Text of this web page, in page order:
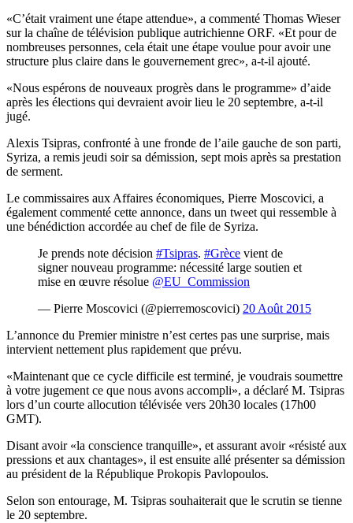
«C’était vraiment une étape attendue», a commenté Thomas Wieser
sur la chaîne de télévision publique autrichienne ORF. «Et pour de
nombreuses personnes, cela était une étape voulue pour avoir une
structure plus claire dans le gouvernement grec», a-t-il ajouté.
«Nous espérons de nouveaux progrès dans le programme» d’aide
après les élections qui devraient avoir lieu le 20 septembre, a-t-il
jugé.
Alexis Tsipras, confronté à une fronde de l’aile gauche de son parti,
Syriza, a remis jeudi soir sa démission, sept mois après sa prestation
de serment.
Le commissaires aux Affaires économiques, Pierre Moscovici, a
également commenté cette annonce, dans un tweet qui ressemble à
une bénédiction accordée au chef de file de Syriza.
Je prends note décision #Tsipras. #Grèce vient de
signer nouveau programme: nécessité large soutien et
mise en œuvre résolue @EU_Commission
— Pierre Moscovici (@pierremoscovici) 20 Août 2015
L’annonce du Premier ministre n’est certes pas une surprise, mais
intervient nettement plus rapidement que prévu.
«Maintenant que ce cycle difficile est terminé, je voudrais soumettre
à votre jugement ce que nous avons accompli», a déclaré M. Tsipras
lors d’un courte allocution télévisée vers 20h30 locales (17h00
GMT).
Disant avoir «la conscience tranquille», et assurant avoir «résisté aux
pressions et aux chantages», il est ensuite allé présenter sa démission
au président de la République Prokopis Pavlopoulos.
Selon son entourage, M. Tsipras souhaiterait que le scrutin se tienne
le 20 septembre.